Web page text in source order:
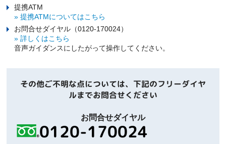
提携ATM
» 提携ATMについてはこちら
お問合せダイヤル（0120-170024）
» 詳しくはこちら
音声ガイダンスにしたがって操作してください。
その他ご不明な点については、下記のフリーダイヤ
ルまでお問合せください
お問合せダイヤル
0120-170024